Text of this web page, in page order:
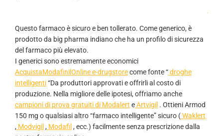
.
Questo farmaco è sicuro e ben tollerato. Come generico, è
prodotto da big pharma indiano che ha un profilo di sicurezza
del farmaco più elevato.
I generici sono estremamente economici
AcquistaModafinilOnline e-drugstorecome fonte “droghe
intelligenti“Da produttori approvati e offrirli al costo di
produzione. Nella migliore delle ipotesi, offriamo anche
campioni di prova gratuiti di Modalert eArtvigil . Ottieni Armod
150 mg o qualsiasi altro “farmaco intelligente” sicuro (Waklert
, Modvigil , Modafil , ecc.) facilmente senza prescrizione dalla